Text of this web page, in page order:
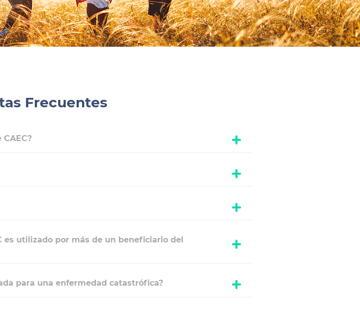
Frecuentes
es utilizado por más de un beneficiario del
para una enfermedad catastrófica?